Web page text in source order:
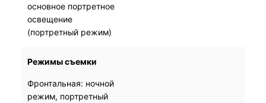
основное портретное
освещение
(портретный режим)
основное портретное
освещение
(портретный режим)
Режимы съемки
Фронтальная: ночной
режим, портретный
Фронтальная: ночной
режим, портретный